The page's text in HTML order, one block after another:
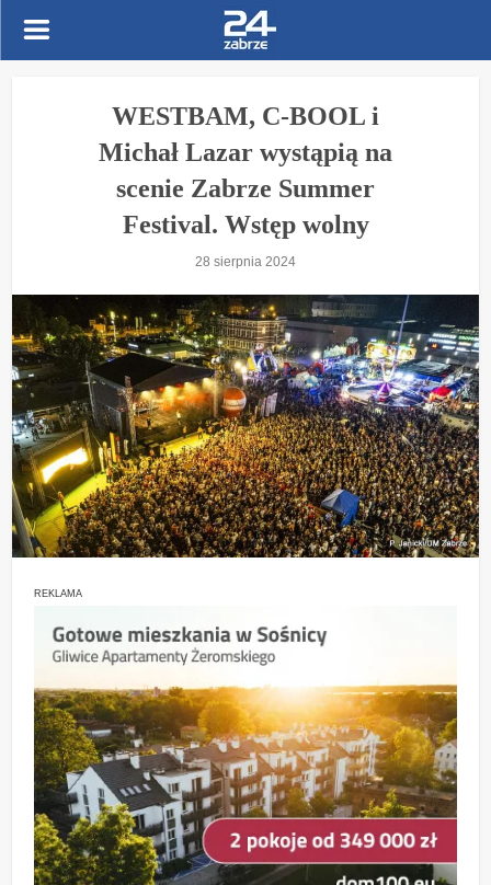
WESTBAM, C-BOOL i
Michał Lazar wystąpią na
scenie Zabrze Summer
Festival. Wstęp wolny
28 sierpnia 2024
REKLAMA